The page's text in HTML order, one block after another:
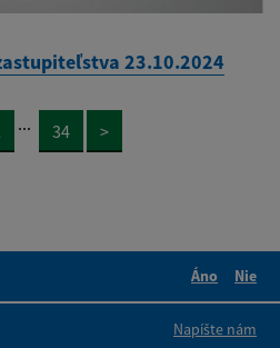
23.10.2024
... 34 >
Áno
Nie
Napíšte nám